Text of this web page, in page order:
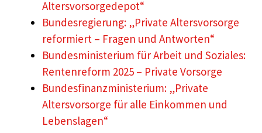
Altersvorsorgedepot“
Bundesregierung: „Private Altersvorsorge
reformiert – Fragen und Antworten“
Bundesministerium für Arbeit und Soziales:
Rentenreform 2025 – Private Vorsorge
Bundesfinanzministerium: „Private
Altersvorsorge für alle Einkommen und
Lebenslagen“